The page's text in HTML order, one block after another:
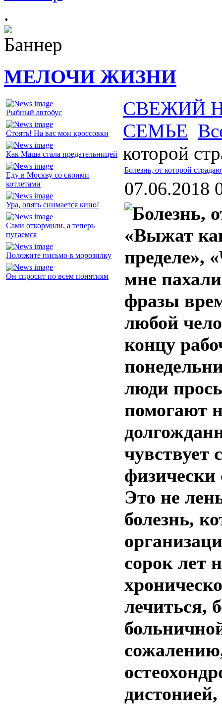
.
МЕЛОЧИ ЖИЗНИ
Рыбный автобус
Стоять! На вас мои кроссовки
Как Маша стала предательницей
Еду в Москву со своими
котлетами
Ура, опять снимается кино!
Сами откормили, а теперь
пугаемся
Положите письмо в морозилку
Он спросит по всем понятиям
СВЕЖИЙ
СЕМЬЕ
которой
Болезнь, от которой
07.06.2018
«Выжат
пределе»,
мне
фразы
любой
концу
люди
помогают
чувствует
Это не
болезнь,
сорок лет
лечиться,